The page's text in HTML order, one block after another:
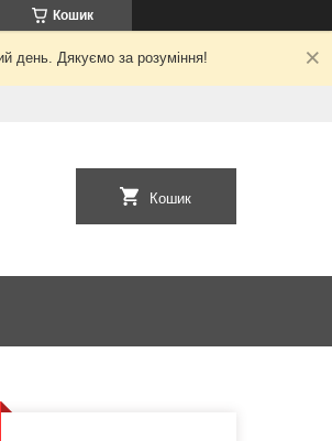
Кошик
день. Дякуємо за розуміння!
Кошик